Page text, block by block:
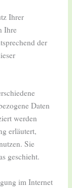
Ihrer
Ihre
der
Daten
werden
erläutert,
Sie
geschieht.
im Internet